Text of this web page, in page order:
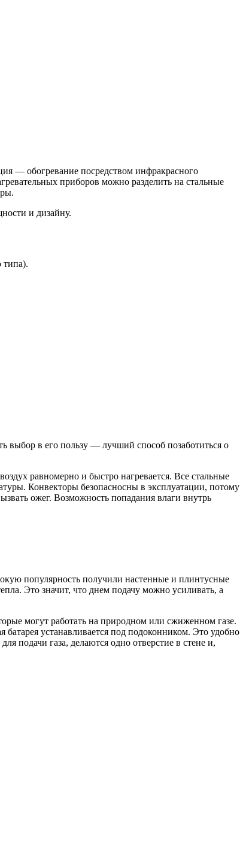
— обогревание посредством инфракрасного
приборов можно разделить на стальные
и дизайну.
типа).
выбор в его пользу — лучший способ позаботиться о
равномерно и быстро нагревается. Все стальные
Конвекторы безопасносны в эксплуатации, потому
ожег. Возможность попадания влаги внутрь
популярность получили настенные и плинтусные
Это значит, что днем подачу можно усиливать, а
могут работать на природном или сжиженном газе.
устанавливается под подоконником. Это удобно
подачи газа, делаются одно отверстие в стене и,